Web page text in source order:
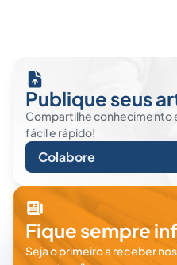
Publique seus
Compartilhe conhecimento
fácil e rápido!
Colabore
Fique sempre
Seja o primeiro a receber